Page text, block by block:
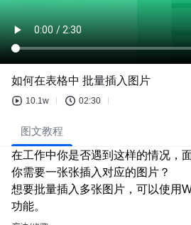
如何在表格中 批量插入图片
10.1w 02:30
图文教程
在工作中你是否遇到这样的情况，
你需要一张张插入对应的图片？
想要批量插入多张图片，可以使用
功能。